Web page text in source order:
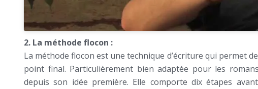
2. La méthode flocon :
La méthode flocon est une technique d’écriture qui permet
point final. Particulièrement bien adaptée pour les
depuis son idée première. Elle comporte dix étapes